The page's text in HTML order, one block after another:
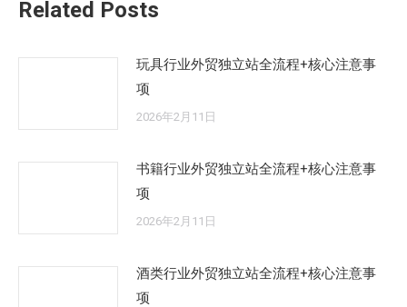
Related Posts
玩具行业外贸独立站全流程+核心注意事
项
2026年2月11日
书籍行业外贸独立站全流程+核心注意事
项
2026年2月11日
酒类行业外贸独立站全流程+核心注意事
项